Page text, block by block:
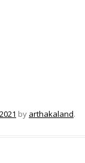
by arthakaland.